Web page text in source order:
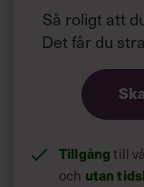
Så roligt att
Det får du
Tillgångtill
och utan